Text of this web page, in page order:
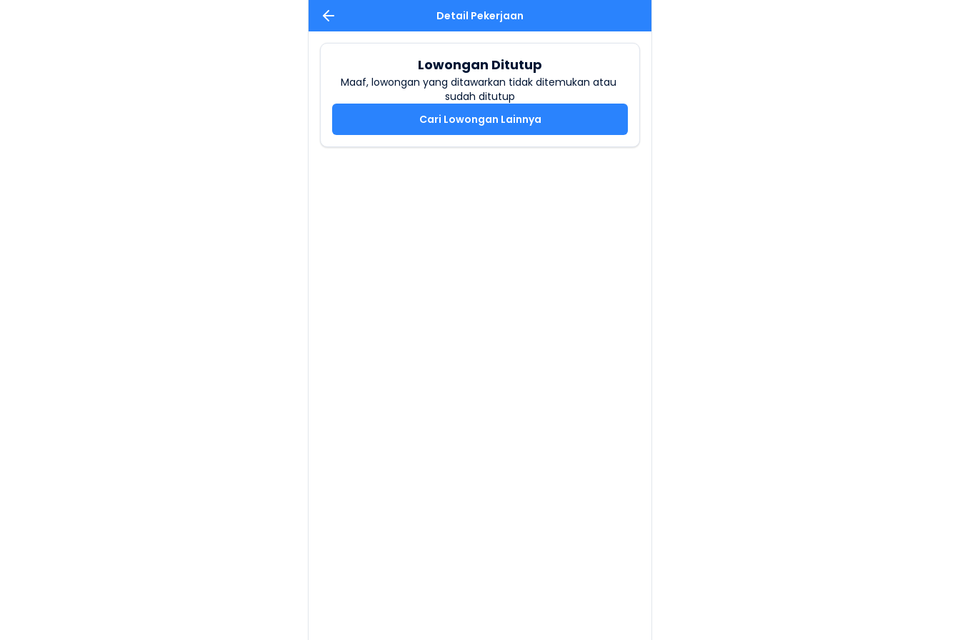
Detail Pekerjaan
Lowongan Ditutup
Maaf, lowongan yang ditawarkan tidak ditemukan atau
sudah ditutup
Cari Lowongan Lainnya